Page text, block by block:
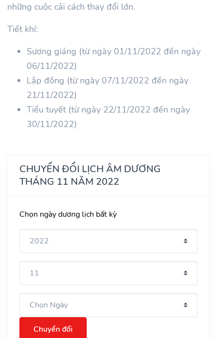
những cuộc cải cách thay đổi lớn.
Tiết khí:
Sương giáng (từ ngày 01/11/2022 đến ngày
06/11/2022)
Lập đông (từ ngày 07/11/2022 đến ngày
21/11/2022)
Tiểu tuyết (từ ngày 22/11/2022 đến ngày
30/11/2022)
CHUYỂN ĐỔI LỊCH ÂM DƯƠNG
THÁNG 11 NĂM 2022
Chọn ngày dương lịch bất kỳ
Chuyển đổi